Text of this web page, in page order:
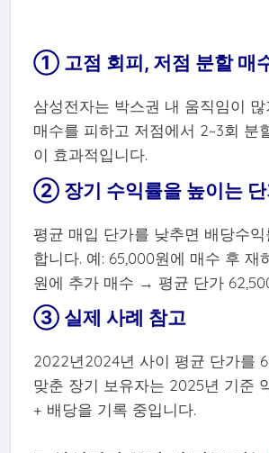
① 고점 회피, 저점 분할 매
삼성전자는 박스권 내 움직임이
매수를 피하고 저점에서 2~3회 분
이 효과적입니다.
② 장기 수익률을 높이는 단
평균 매입 단가를 낮추면 배당수
합니다. 예: 65,000원에 매수 후 재
원에 추가 매수 → 평균 단가
③ 실제 사례 참고
2022년2024년 사이 평균 단가를
맞춘 장기 보유자는 2025년 기준
+ 배당을 기록 중입니다.